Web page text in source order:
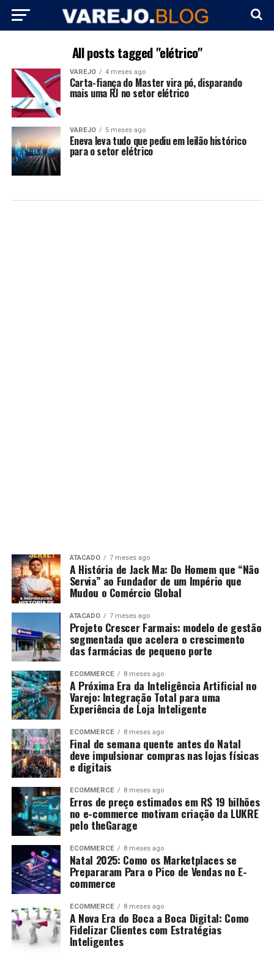
All posts tagged "elétrico"
VAREJO 4 meses ago
Carta-fiança do Master vira pó, disparando
mais uma RJ no setor elétrico
VAREJO 5 meses ago
Eneva leva tudo que pediu em leilão histórico
para o setor elétrico
ATACADO 7 meses ago
A História de Jack Ma: Do Homem que “Não
Servia” ao Fundador de um Império que
Mudou o Comércio Global
ATACADO 7 meses ago
Projeto Crescer Farmais: modelo de gestão
segmentada que acelera o crescimento
das farmácias de pequeno porte
ECOMMERCE 8 meses ago
A Próxima Era da Inteligência Artificial no
Varejo: Integração Total para uma
Experiência de Loja Inteligente
ECOMMERCE 8 meses ago
Final de semana quente antes do Natal
deve impulsionar compras nas lojas físicas
e digitais
ECOMMERCE 8 meses ago
Erros de preço estimados em R$ 19 bilhões
no e-commerce motivam criação da LUKRE
pelo theGarage
ECOMMERCE 8 meses ago
Natal 2025: Como os Marketplaces se
Prepararam Para o Pico de Vendas no E-
commerce
ECOMMERCE 8 meses ago
A Nova Era do Boca a Boca Digital: Como
Fidelizar Clientes com Estratégias
Inteligentes